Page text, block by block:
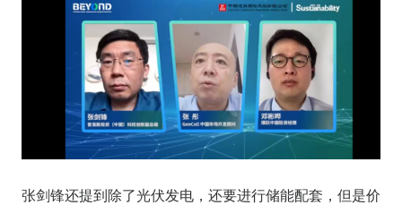
张剑锋还提到除了光伏发电，还要进行储能配套，但是价